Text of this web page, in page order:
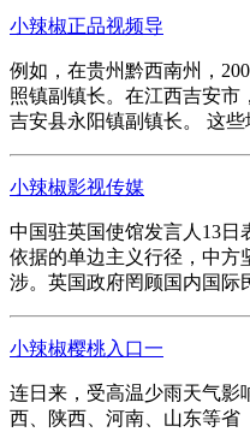
小辣椒正品视频导
例如，在贵州黔西南州，
照镇副镇长。在江西吉安市
吉安县永阳镇副镇长。 这些
小辣椒影视传媒
中国驻英国使馆发言人13
依据的单边主义行径，中方
涉。英国政府罔顾国内国际
小辣椒樱桃入口一
连日来，受高温少雨天气影
西、陕西、河南、山东等省